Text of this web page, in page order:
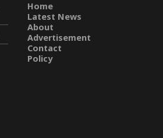
Home
Latest News
About
Advertisement
Contact
Policy